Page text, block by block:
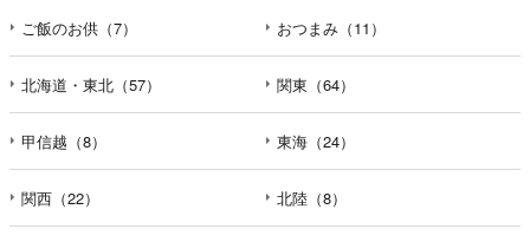
ご飯のお供（7） おつまみ（11）
北海道・東北（57） 関東（64）
甲信越（8） 東海（24）
関西（22） 北陸（8）